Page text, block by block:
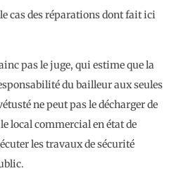
cas des réparations dont fait ici
pas le juge, qui estime que la
du bailleur aux seules
ne peut pas le décharger de
local commercial en état de
les travaux de sécurité